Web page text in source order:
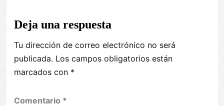
Deja una respuesta
Tu dirección de correo electrónico no será
publicada. Los campos obligatorios están
marcados con *
Comentario *